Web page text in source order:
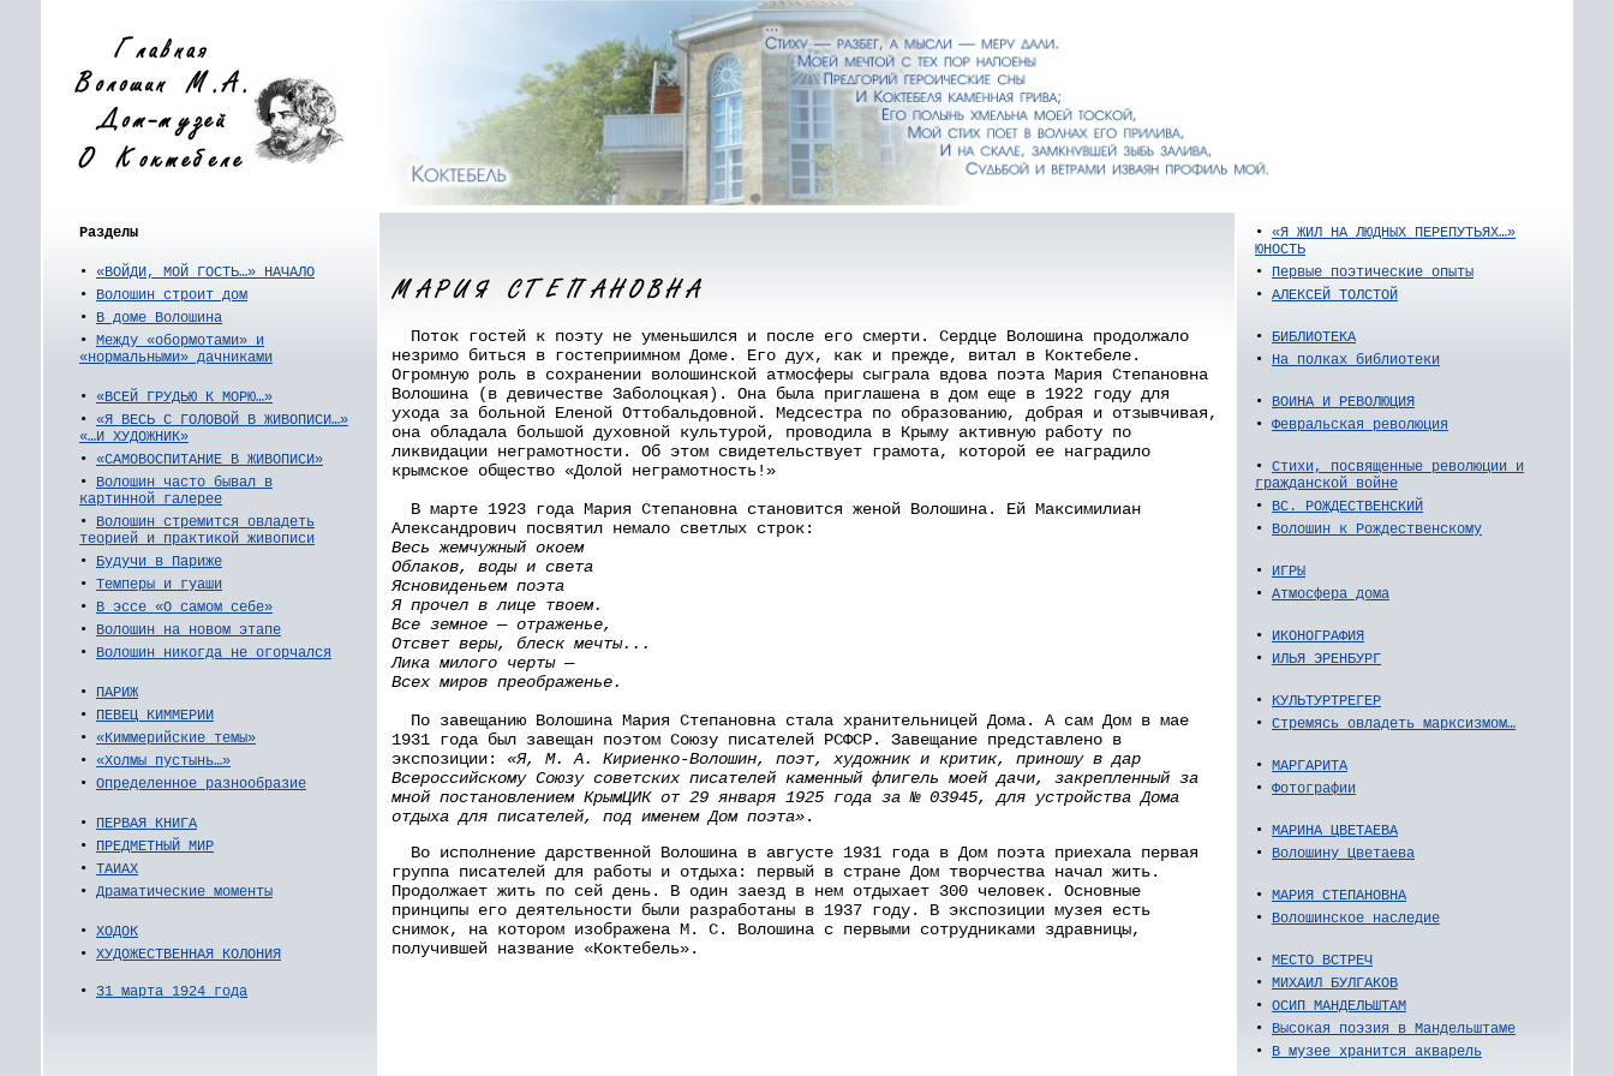
Разделы
• «ВОЙДИ, МОЙ ГОСТЬ…» НАЧАЛО
• Волошин строит дом
• В доме Волошина
• Между «обормотами» и
«нормальными» дачниками
• «ВСЕЙ ГРУДЬЮ К МОРЮ…»
• «Я ВЕСЬ С ГОЛОВОЙ В ЖИВОПИСИ…»
«…И ХУДОЖНИК»
• «САМОВОСПИТАНИЕ В ЖИВОПИСИ»
• Волошин часто бывал в
картинной галерее
• Волошин стремится овладеть
теорией и практикой живописи
• Будучи в Париже
• Темперы и гуаши
• В эссе «О самом себе»
• Волошин на новом этапе
• Волошин никогда не огорчался
• ПАРИЖ
• ПЕВЕЦ КИММЕРИИ
• «Киммерийские темы»
• «Холмы пустынь…»
• Определенное разнообразие
• ПЕРВАЯ КНИГА
• ПРЕДМЕТНЫЙ МИР
• ТАИАХ
• Драматические моменты
• ХОДОК
• ХУДОЖЕСТВЕННАЯ КОЛОНИЯ
• 31 марта 1924 года
Поток гостей к поэту не уменьшился и после его смерти. Сердце Волошина продолжало
незримо биться в гостеприимном Доме. Его дух, как и прежде, витал в Коктебеле.
Огромную роль в сохранении волошинской атмосферы сыграла вдова поэта Мария Степановна
Волошина (в девичестве Заболоцкая). Она была приглашена в дом еще в 1922 году для
ухода за больной Еленой Оттобальдовной. Медсестра по образованию, добрая и отзывчивая,
она обладала большой духовной культурой, проводила в Крыму активную работу по
ликвидации неграмотности. Об этом свидетельствует грамота, которой ее наградило
крымское общество «Долой неграмотность!»
В марте 1923 года Мария Степановна становится женой Волошина. Ей Максимилиан
Александрович посвятил немало светлых строк:
Весь жемчужный окоем
Облаков, воды и света
Ясновиденьем поэта
Я прочел в лице твоем.
Все земное — отраженье,
Отсвет веры, блеск мечты...
Лика милого черты —
Всех миров преображенье.
По завещанию Волошина Мария Степановна стала хранительницей Дома. А сам Дом в мае
1931 года был завещан поэтом Союзу писателей РСФСР. Завещание представлено в
экспозиции: «Я, М. А. Кириенко-Волошин, поэт, художник и критик, приношу в дар
Всероссийскому Союзу советских писателей каменный флигель моей дачи, закрепленный за
мной постановлением КрымЦИК от 29 января 1925 года за № 03945, для устройства Дома
отдыха для писателей, под именем Дом поэта».
Во исполнение дарственной Волошина в августе 1931 года в Дом поэта приехала первая
группа писателей для работы и отдыха: первый в стране Дом творчества начал жить.
Продолжает жить по сей день. В один заезд в нем отдыхает 300 человек. Основные
принципы его деятельности были разработаны в 1937 году. В экспозиции музея есть
снимок, на котором изображена М. С. Волошина с первыми сотрудниками здравницы,
получившей название «Коктебель».
• «Я ЖИЛ НА ЛЮДНЫХ ПЕРЕПУТЬЯХ…»
ЮНОСТЬ
• Первые поэтические опыты
• АЛЕКСЕЙ ТОЛСТОЙ
• БИБЛИОТЕКА
• На полках библиотеки
• ВОИНА И РЕВОЛЮЦИЯ
• Февральская революция
• Стихи, посвященные революции и
гражданской войне
• ВС. РОЖДЕСТВЕНСКИЙ
• Волошин к Рождественскому
• ИГРЫ
• Атмосфера дома
• ИКОНОГРАФИЯ
• ИЛЬЯ ЭРЕНБУРГ
• КУЛЬТУРТРЕГЕР
• Стремясь овладеть марксизмом…
• МАРГАРИТА
• Фотографии
• МАРИНА ЦВЕТАЕВА
• Волошину Цветаева
• МАРИЯ СТЕПАНОВНА
• Волошинское наследие
• МЕСТО ВСТРЕЧ
• МИХАИЛ БУЛГАКОВ
• ОСИП МАНДЕЛЬШТАМ
• Высокая поэзия в Мандельштаме
• В музее хранится акварель